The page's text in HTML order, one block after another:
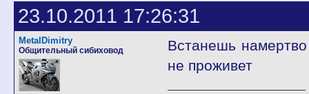
23.10.2011 17:26:31
MetalDimitry
Общительный сибиховод
Встанешь
не проживет